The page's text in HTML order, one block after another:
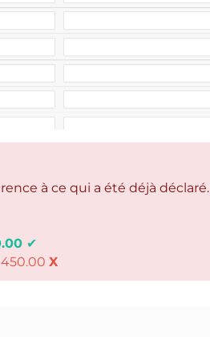
à ce qui a été déjà déclaré.
✔
X